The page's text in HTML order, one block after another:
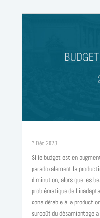
7 Déc 2023
Si le budget est en
paradoxalement la
diminution, alors que les
problématique de
considérable à la
surcoût du désamiantage